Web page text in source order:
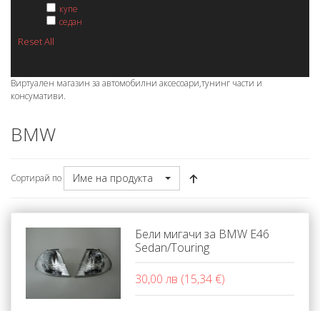
купе
седан
Reset All
Виртуален магазин за автомобилни аксесоари,тунинг части и
консумативи.
BMW
Сортирай по Име на продукта
Бели мигачи за BMW E46
Sedan/Touring
30,00 лв (15,34 €)